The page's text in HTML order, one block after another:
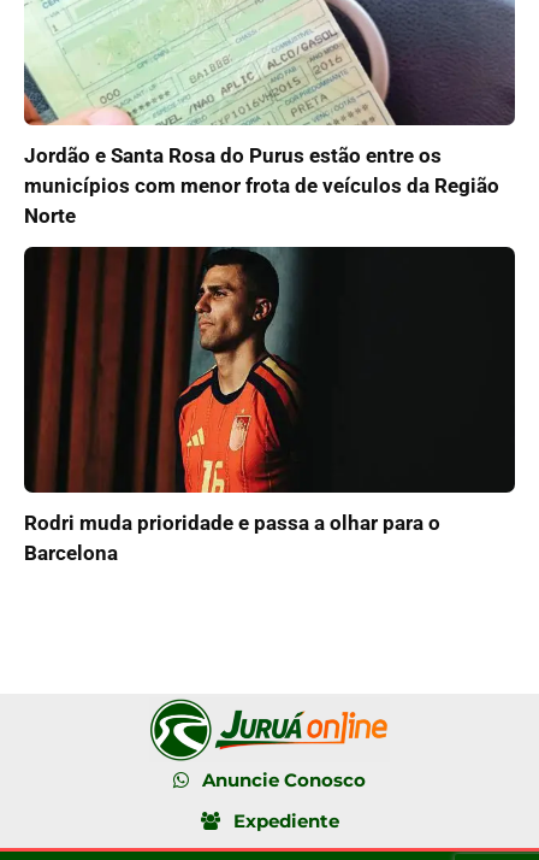
Jordão e Santa Rosa do Purus estão entre os
municípios com menor frota de veículos da Região
Norte
Rodri muda prioridade e passa a olhar para o
Barcelona
Anuncie Conosco
Expediente